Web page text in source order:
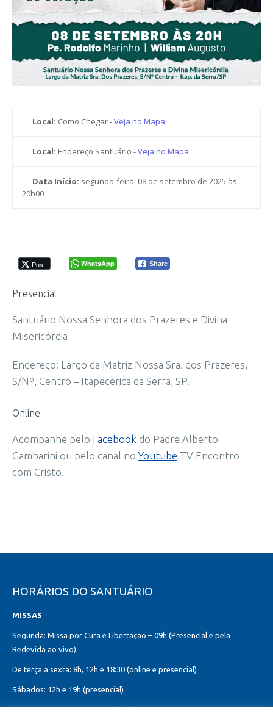
Local: Como Chegar -Veja no Mapa
Local: Endereço Santuário -Veja no Mapa
Data Início: segunda-feira, 08 de setembro de 2025 às
20h00
Post WhatsApp Share
Presencial
Santuário Nossa Senhora dos Prazeres e Divina
Misericórdia
Endereço: Largo da Matriz Nossa Sra. dos Prazeres,
S/Nº, Centro – Itapecerica da Serra, SP.
Online
Acompanhe pelo Facebook do Padre Alberto
Gambarini ou pelo canal no Youtube TV Encontro
com Cristo.
HORÁRIOS DO SANTUÁRIO
MISSAS
Segunda: Missa por Cura e Libertação – 09h (Presencial e pela
Redevida ao vivo)
De terça a sexta: 8h, 12h e 18:30 (online e presencial)
Sábados: 12h e 19h (presencial)
Domingos: 8h, 10h (presencial e online)